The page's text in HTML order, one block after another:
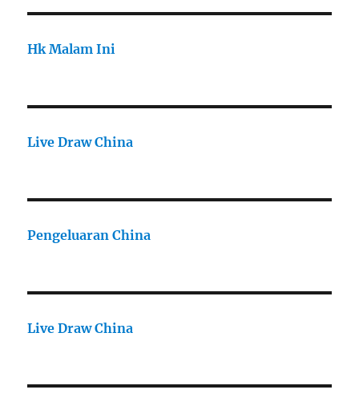
Hk Malam Ini
Live Draw China
Pengeluaran China
Live Draw China